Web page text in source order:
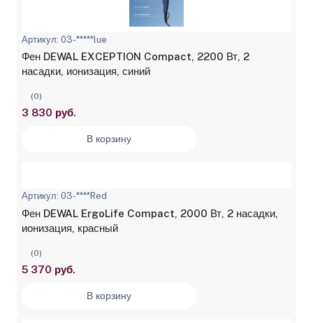
Артикул: 03-*****lue
Фен DEWAL EXCEPTION Compact, 2200 Вт, 2
насадки, ионизация, синий
(0)
3 830 руб.
В корзину
Артикул: 03-****Red
Фен DEWAL ErgoLife Compact, 2000 Вт, 2 насадки,
ионизация, красный
(0)
5 370 руб.
В корзину